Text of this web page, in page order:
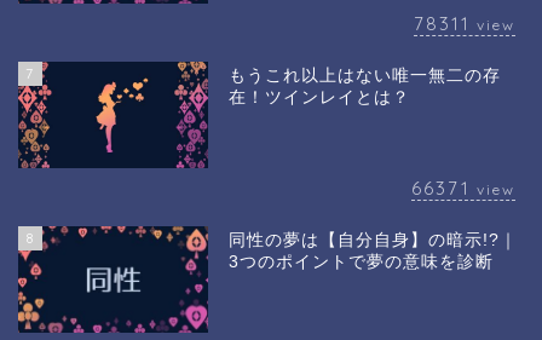
78311 view
7
もうこれ以上はない唯一無二の存
在！ツインレイとは？
66371 view
8
同性の夢は【自分自身】の暗示!?｜
3つのポイントで夢の意味を診断